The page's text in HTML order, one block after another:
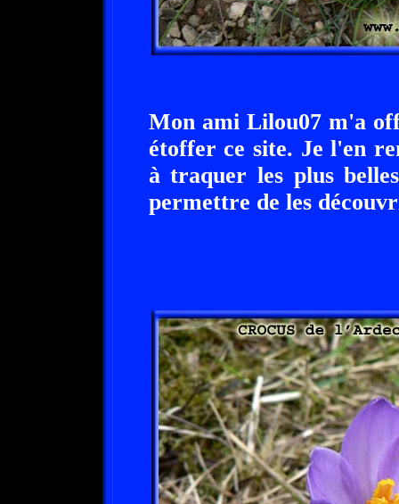
Mon ami Lilou07 m'a
étoffer ce site. Je l'en
à traquer les plus
permettre de les